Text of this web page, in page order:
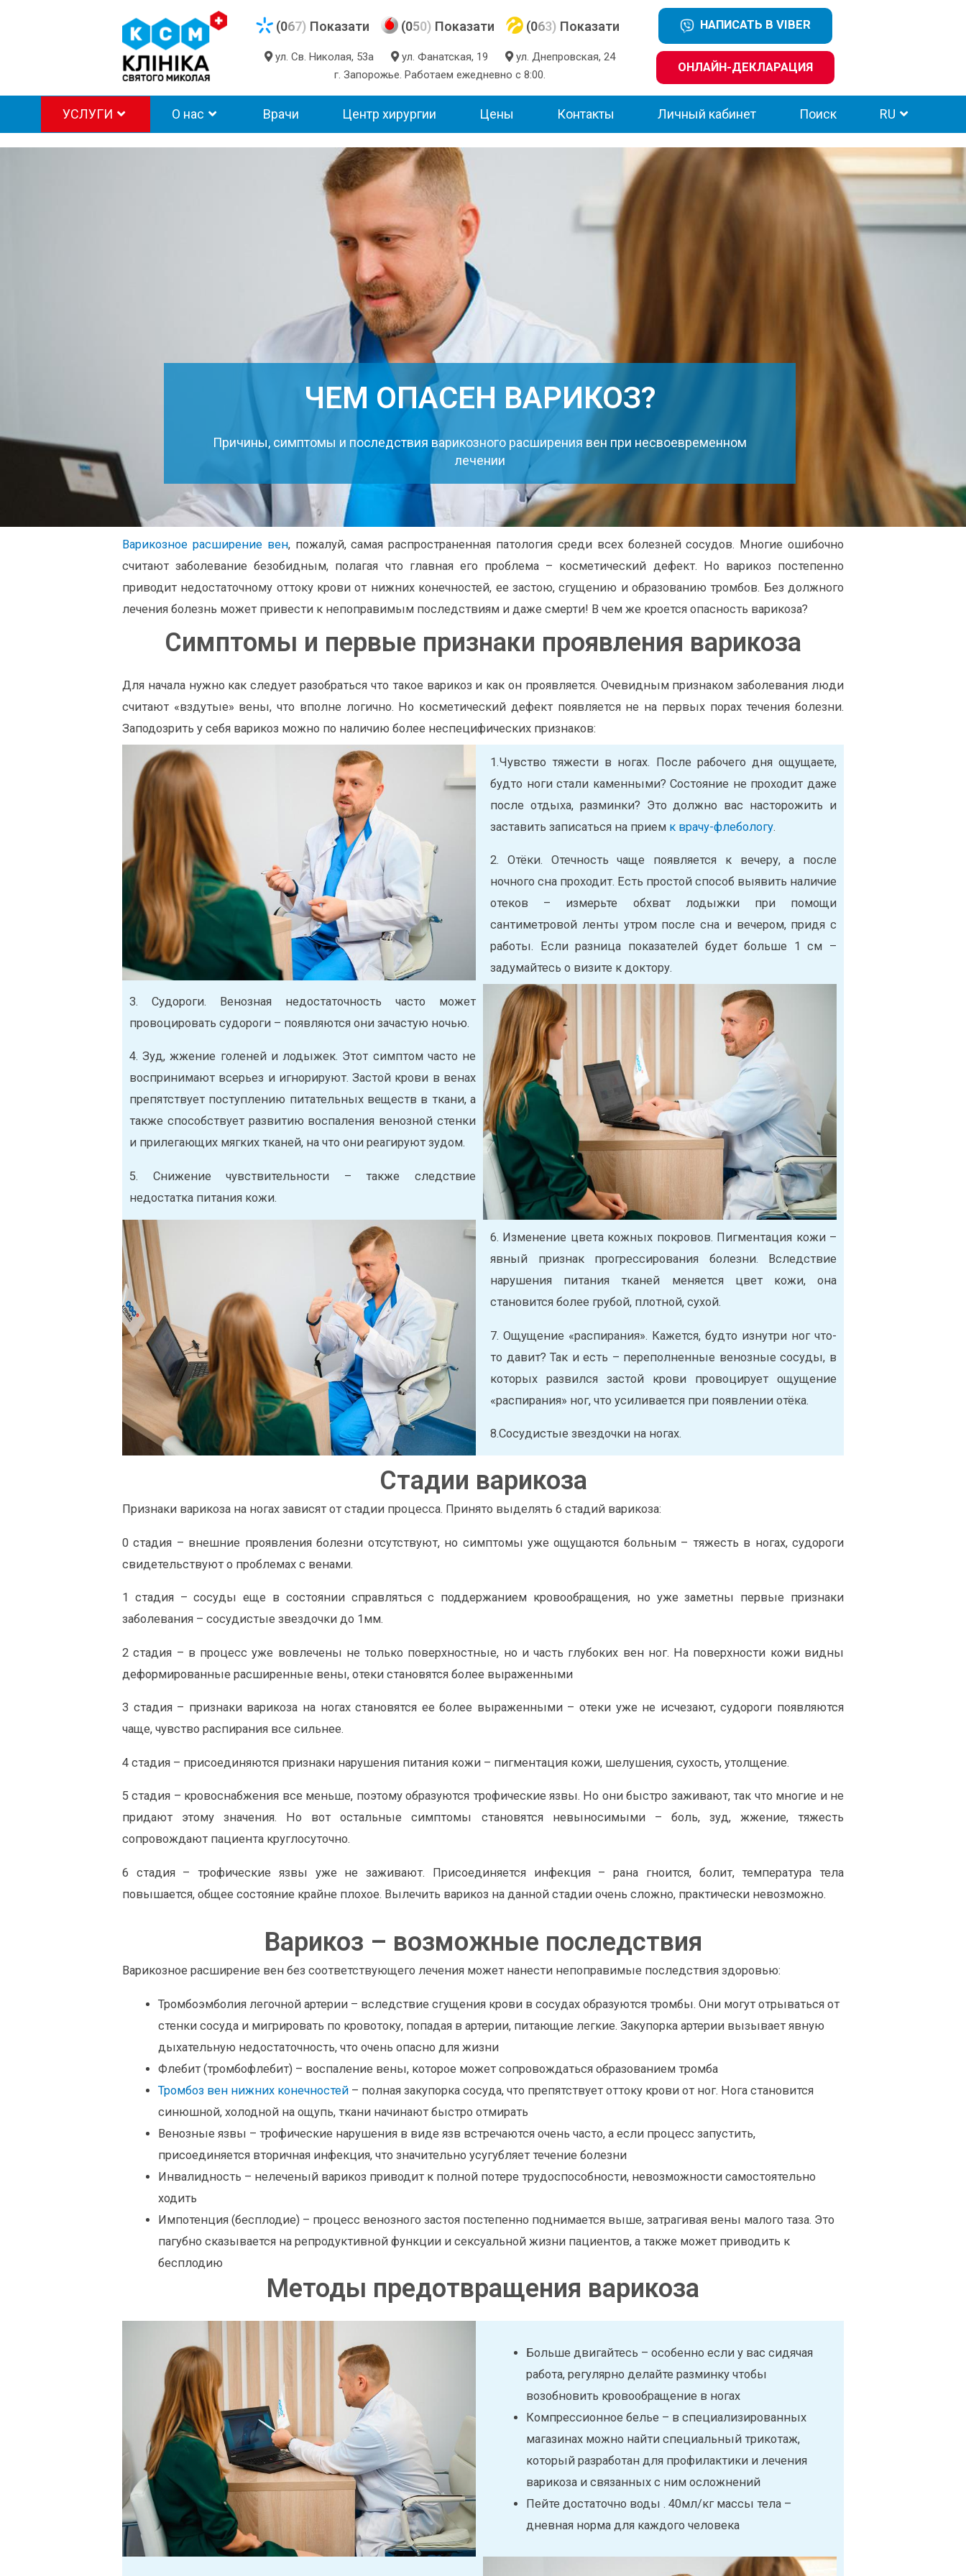
(067) Показати (050) Показати
ул. Св. Николая, 53а ул. Фанатская, 19
ул. Днепровская, 24
г. Запорожье. Работаем ежедневно с 8:00.
(063) Показати НАПИСАТЬ В VIBER
ОНЛАЙН-ДЕКЛАРАЦИЯ
УСЛУГИ О нас Врачи Центр хирургии Цены Контакты Личный кабинет Поиск RU
ЧЕМ ОПАСЕН ВАРИКОЗ?
Причины, симптомы и последствия варикозного расширения вен при несвоевременном
лечении
Варикозное расширение вен, пожалуй, самая распространенная патология среди всех болезней сосудов. Многие ошибочно
считают заболевание безобидным, полагая что главная его проблема – косметический дефект. Но варикоз постепенно
приводит недостаточному оттоку крови от нижних конечностей, ее застою, сгущению и образованию тромбов. Без должного
лечения болезнь может привести к непоправимым последствиям и даже смерти! В чем же кроется опасность варикоза?
Симптомы и первые признаки проявления варикоза
Для начала нужно как следует разобраться что такое варикоз и как он проявляется. Очевидным признаком заболевания люди
считают «вздутые» вены, что вполне логично. Но косметический дефект появляется не на первых порах течения болезни.
Заподозрить у себя варикоз можно по наличию более неспецифических признаков:
1.Чувство тяжести в ногах. После рабочего дня ощущаете,
будто ноги стали каменными? Состояние не проходит даже
после отдыха, разминки? Это должно вас насторожить и
заставить записаться на прием к врачу-флебологу.
2. Отёки. Отечность чаще появляется к вечеру, а после
ночного сна проходит. Есть простой способ выявить наличие
отеков – измерьте обхват лодыжки при помощи
сантиметровой ленты утром после сна и вечером, придя с
работы. Если разница показателей будет больше 1 см –
задумайтесь о визите к доктору.
3. Судороги. Венозная недостаточность часто может
провоцировать судороги – появляются они зачастую ночью.
4. Зуд, жжение голеней и лодыжек. Этот симптом часто не
воспринимают всерьез и игнорируют. Застой крови в венах
препятствует поступлению питательных веществ в ткани, а
также способствует развитию воспаления венозной стенки
и прилегающих мягких тканей, на что они реагируют зудом.
5. Снижение чувствительности – также следствие
недостатка питания кожи.
6. Изменение цвета кожных покровов. Пигментация кожи –
явный признак прогрессирования болезни. Вследствие
нарушения питания тканей меняется цвет кожи, она
становится более грубой, плотной, сухой.
7. Ощущение «распирания». Кажется, будто изнутри ног что-
то давит? Так и есть – переполненные венозные сосуды, в
которых развился застой крови провоцирует ощущение
«распирания» ног, что усиливается при появлении отёка.
8.Сосудистые звездочки на ногах.
Стадии варикоза
Признаки варикоза на ногах зависят от стадии процесса. Принято выделять 6 стадий варикоза:
0 стадия – внешние проявления болезни отсутствуют, но симптомы уже ощущаются больным – тяжесть в ногах, судороги
свидетельствуют о проблемах с венами.
1 стадия – сосуды еще в состоянии справляться с поддержанием кровообращения, но уже заметны первые признаки
заболевания – сосудистые звездочки до 1мм.
2 стадия – в процесс уже вовлечены не только поверхностные, но и часть глубоких вен ног. На поверхности кожи видны
деформированные расширенные вены, отеки становятся более выраженными
3 стадия – признаки варикоза на ногах становятся ее более выраженными – отеки уже не исчезают, судороги появляются
чаще, чувство распирания все сильнее.
4 стадия – присоединяются признаки нарушения питания кожи – пигментация кожи, шелушения, сухость, утолщение.
5 стадия – кровоснабжения все меньше, поэтому образуются трофические язвы. Но они быстро заживают, так что многие и не
придают этому значения. Но вот остальные симптомы становятся невыносимыми – боль, зуд, жжение, тяжесть
сопровождают пациента круглосуточно.
6 стадия – трофические язвы уже не заживают. Присоединяется инфекция – рана гноится, болит, температура тела
повышается, общее состояние крайне плохое. Вылечить варикоз на данной стадии очень сложно, практически невозможно.
Варикоз – возможные последствия
Варикозное расширение вен без соответствующего лечения может нанести непоправимые последствия здоровью:
Тромбоэмболия легочной артерии – вследствие сгущения крови в сосудах образуются тромбы. Они могут отрываться от
стенки сосуда и мигрировать по кровотоку, попадая в артерии, питающие легкие. Закупорка артерии вызывает явную
дыхательную недостаточность, что очень опасно для жизни
Флебит (тромбофлебит) – воспаление вены, которое может сопровождаться образованием тромба
Тромбоз вен нижних конечностей– полная закупорка сосуда, что препятствует оттоку крови от ног. Нога становится
синюшной, холодной на ощупь, ткани начинают быстро отмирать
Венозные язвы – трофические нарушения в виде язв встречаются очень часто, а если процесс запустить,
присоединяется вторичная инфекция, что значительно усугубляет течение болезни
Инвалидность – нелеченый варикоз приводит к полной потере трудоспособности, невозможности самостоятельно
ходить
Импотенция (бесплодие) – процесс венозного застоя постепенно поднимается выше, затрагивая вены малого таза. Это
пагубно сказывается на репродуктивной функции и сексуальной жизни пациентов, а также может приводить к
бесплодию
Методы предотвращения варикоза
Больше двигайтесь – особенно если у вас сидячая
работа, регулярно делайте разминку чтобы
возобновить кровообращение в ногах
Компрессионное белье – в специализированных
магазинах можно найти специальный трикотаж,
который разработан для профилактики и лечения
варикоза и связанных с ним осложнений
Пейте достаточно воды . 40мл/кг массы тела –
дневная норма для каждого человека